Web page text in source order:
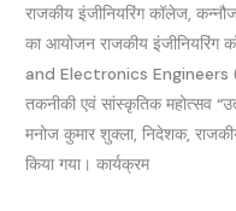
राजकीय इंजीनियरिंग कॉलेज,
का आयोजन राजकीय
and Electronics Engineers
तकनीकी एवं सांस्कृतिक महोत्सव
मनोज कुमार शुक्ला, निदेशक,
किया गया। कार्यक्रम
दिवसीय
“उत्कर्ष
2K26
–
टेकफेस्ट”
का